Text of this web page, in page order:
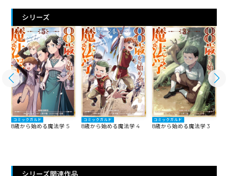
シリーズ
コミックガルド
8歳から始める魔法学 5
コミックガルド
8歳から始める魔法学 4
コミックガルド
8歳から始める魔法学 3
シリーズ関連作品